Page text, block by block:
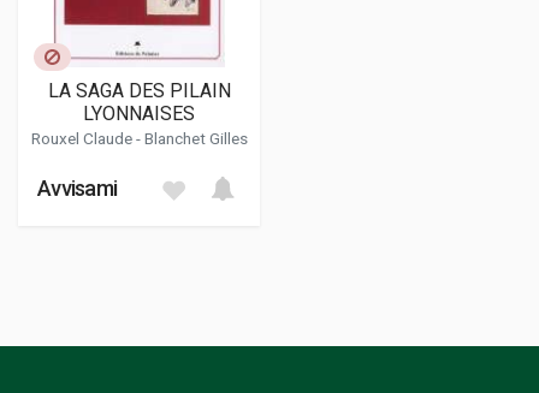
LA SAGA DES PILAIN
LYONNAISES
Rouxel Claude - Blanchet Gilles
Avvisami